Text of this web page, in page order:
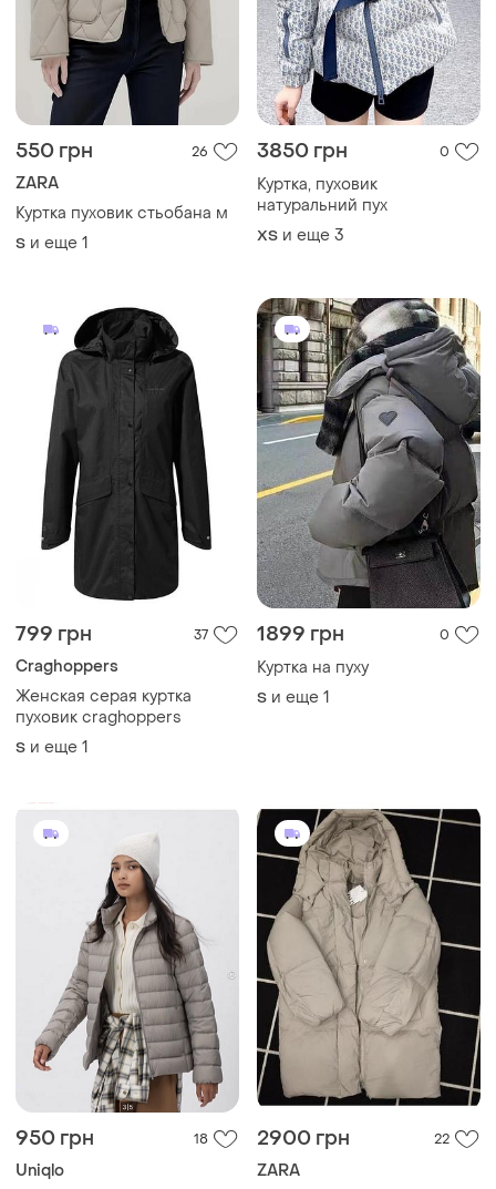
550 грн 26
ZARA
Куртка пуховик стьобана м
S и еще 1
3850 грн 0
Куртка, пуховик
натуральний пух
ХS и еще 3
799 грн 37
Craghoppers
Женская серая куртка
пуховик craghoppers
S и еще 1
1899 грн 0
Куртка на пуху
S и еще 1
950 грн 18
Uniqlo
2900 грн 22
ZARA